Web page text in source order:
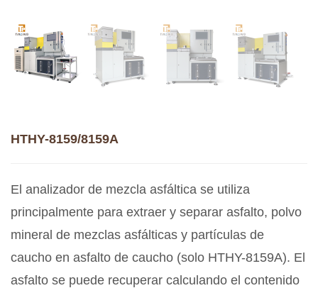
HTHY-8159/8159A
El analizador de mezcla asfáltica se utiliza
principalmente para extraer y separar asfalto, polvo
mineral de mezclas asfálticas y partículas de
caucho en asfalto de caucho (solo HTHY-8159A). El
asfalto se puede recuperar calculando el contenido